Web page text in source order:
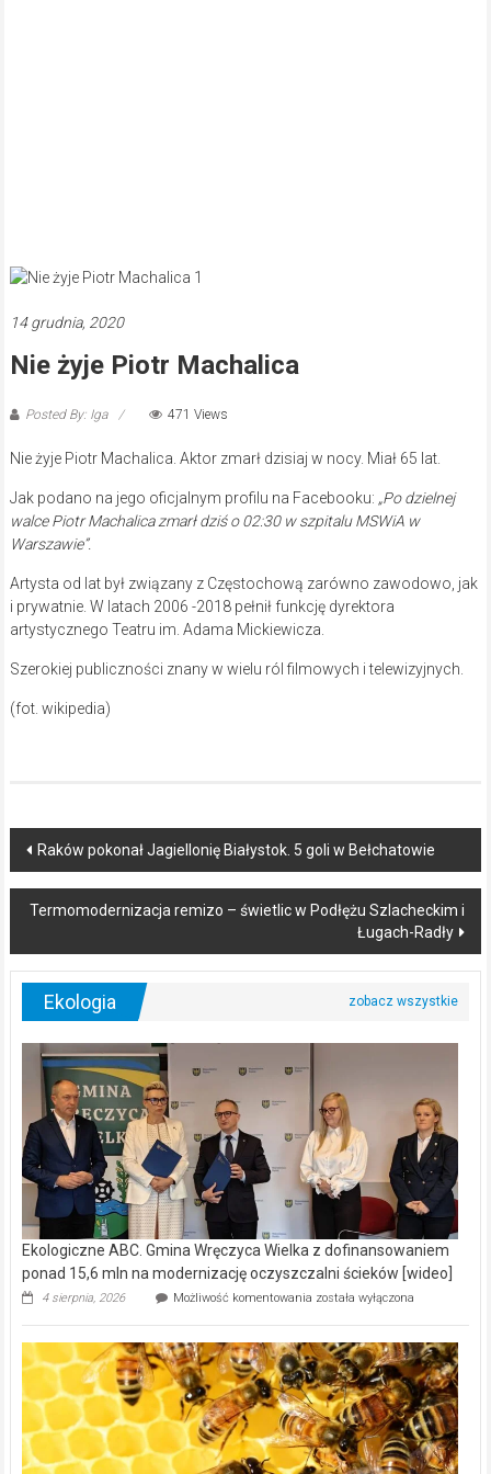
14 grudnia, 2020
Nie żyje Piotr Machalica
Posted By: Iga 471 Views
Nie żyje Piotr Machalica. Aktor zmarł dzisiaj w nocy. Miał 65 lat.
Jak podano na jego oficjalnym profilu na Facebooku: „Po dzielnej
walce Piotr Machalica zmarł dziś o 02:30 w szpitalu MSWiA w
Warszawie”.
Artysta od lat był związany z Częstochową zarówno zawodowo, jak
i prywatnie. W latach 2006 -2018 pełnił funkcję dyrektora
artystycznego Teatru im. Adama Mickiewicza.
Szerokiej publiczności znany w wielu ról filmowych i telewizyjnych.
(fot. wikipedia)
Post
navigation
Raków pokonał Jagiellonię Białystok. 5 goli w Bełchatowie
Termomodernizacja remizo – świetlic w Podłężu Szlacheckim i
Ługach-Radły
Ekologia
Ekologiczne ABC. Gmina Wręczyca Wielka z dofinansowaniem
ponad 15,6 mln na modernizację oczyszczalni ścieków [wideo]
4 sierpnia, 2026 Możliwość komentowania Ekologiczne
Wręczyca
Wielka
z
dofinansowaniem
ponad
15,6
mln
została wyłączona